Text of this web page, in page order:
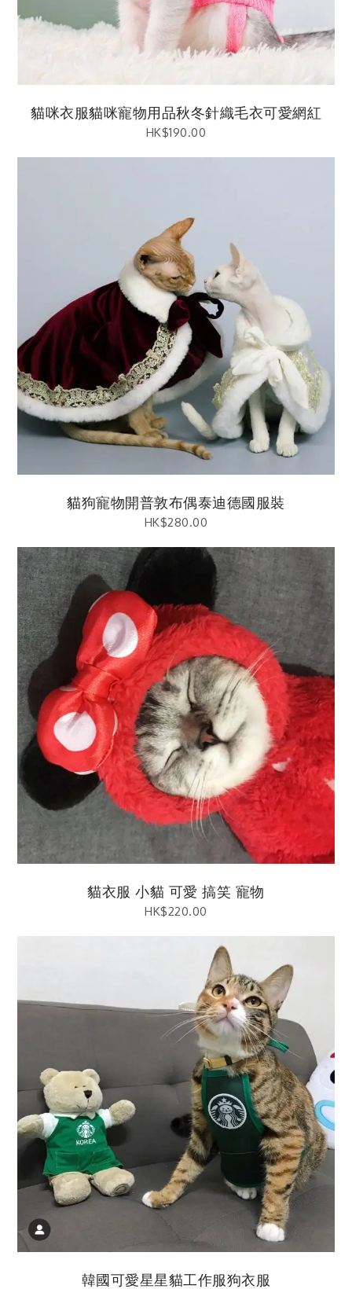
貓咪衣服貓咪寵物用品秋冬針織毛衣可愛網紅
HK$190.00
貓狗寵物開普敦布偶泰迪德國服裝
HK$280.00
貓衣服 小貓 可愛 搞笑 寵物
HK$220.00
韓國可愛星星貓工作服狗衣服